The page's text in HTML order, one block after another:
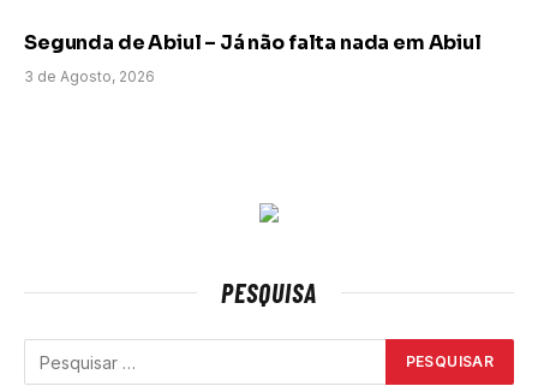
Segunda de Abiul – Já não falta nada em Abiul
3 de Agosto, 2026
PESQUISA